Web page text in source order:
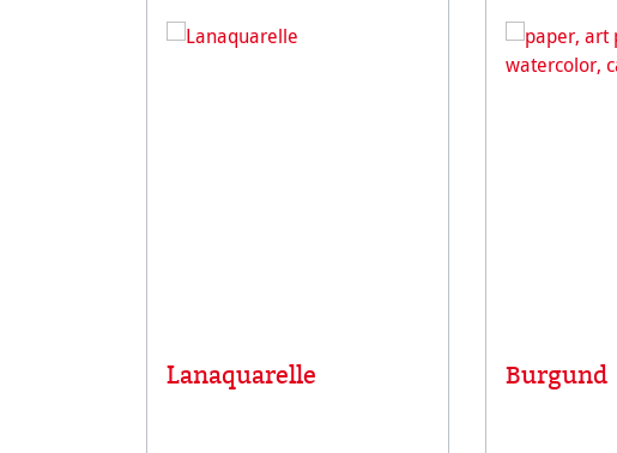
Lanaquarelle Burgund